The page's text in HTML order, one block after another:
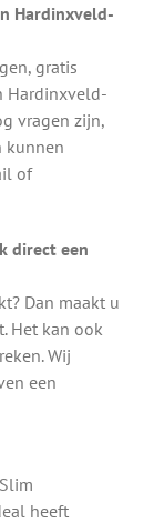
Hardinxveld-
gratis
Hardinxveld-
vragen zijn,
kunnen
of
direct een
Dan maakt u
Het kan ook
Wij
een
heeft